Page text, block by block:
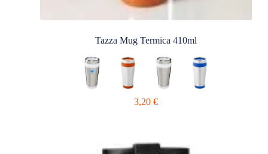
Tazza Mug Termica 410ml
3,20 €